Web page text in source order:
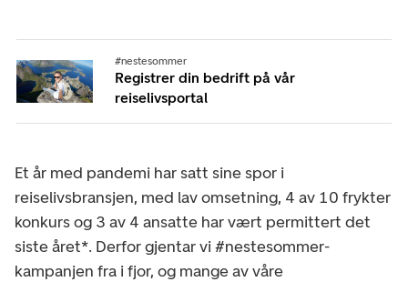
#nestesommer
Registrer din bedrift på vår
reiselivsportal
Et år med pandemi har satt sine spor i
reiselivsbransjen, med lav omsetning, 4 av 10 frykter
konkurs og 3 av 4 ansatte har vært permittert det
siste året*. Derfor gjentar vi #nestesommer-
kampanjen fra i fjor, og mange av våre